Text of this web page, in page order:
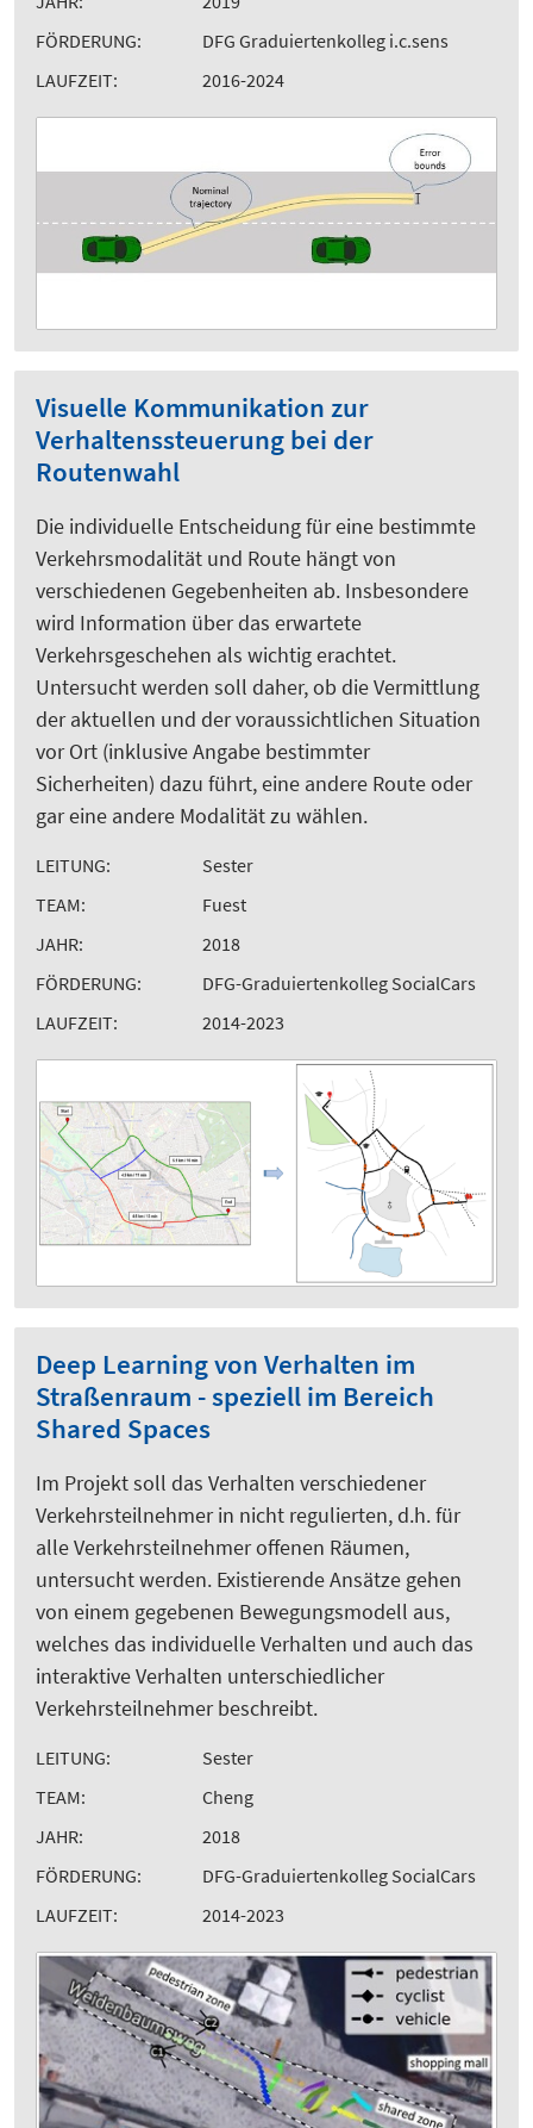
FÖRDERUNG:
DFG Graduiertenkolleg i.c.sens
LAUFZEIT:
2016-2024
Visuelle Kommunikation zur
Verhaltenssteuerung bei der
Routenwahl
Die individuelle Entscheidung für eine bestimmte
Verkehrsmodalität und Route hängt von
verschiedenen Gegebenheiten ab. Insbesondere
wird Information über das erwartete
Verkehrsgeschehen als wichtig erachtet.
Untersucht werden soll daher, ob die Vermittlung
der aktuellen und der voraussichtlichen Situation
vor Ort (inklusive Angabe bestimmter
Sicherheiten) dazu führt, eine andere Route oder
gar eine andere Modalität zu wählen.
LEITUNG:
Sester
TEAM:
Fuest
JAHR:
2018
FÖRDERUNG:
DFG-Graduiertenkolleg SocialCars
LAUFZEIT:
2014-2023
Deep Learning von Verhalten im
Straßenraum - speziell im Bereich
Shared Spaces
Im Projekt soll das Verhalten verschiedener
Verkehrsteilnehmer in nicht regulierten, d.h. für
alle Verkehrsteilnehmer offenen Räumen,
untersucht werden. Existierende Ansätze gehen
von einem gegebenen Bewegungsmodell aus,
welches das individuelle Verhalten und auch das
interaktive Verhalten unterschiedlicher
Verkehrsteilnehmer beschreibt.
LEITUNG:
Sester
TEAM:
Cheng
JAHR:
2018
FÖRDERUNG:
DFG-Graduiertenkolleg SocialCars
LAUFZEIT:
2014-2023